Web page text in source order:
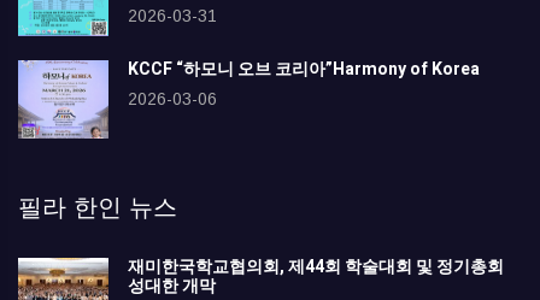
2026-03-31
KCCF “하모니 오브 코리아”Harmony of Korea
2026-03-06
필라 한인 뉴스
재미한국학교협의회, 제44회 학술대회 및 정기총회
성대한 개막